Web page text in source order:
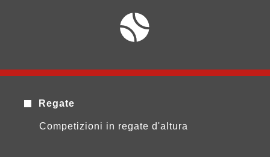
Regate
Competizioni in regate d'altura